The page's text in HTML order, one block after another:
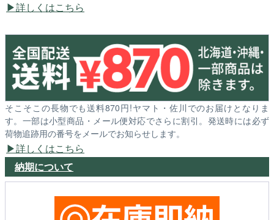
詳しくはこちら
そこそこの長物でも送料870円!ヤマト・佐川でのお届けとなりま
す。一部は小型商品・メール便対応でさらに割引。発送時には必ず
荷物追跡用の番号をメールでお知らせします。
詳しくはこちら
納期について